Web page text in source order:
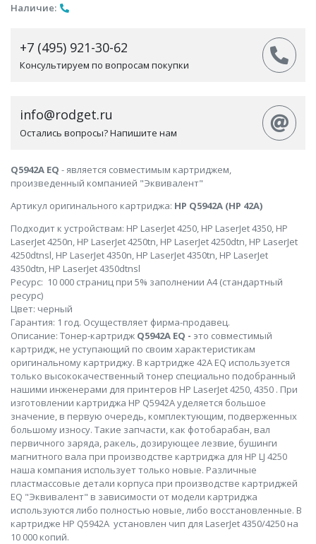
Наличие:
+7 (495) 921-30-62
Консультируем по вопросам покупки
info@rodget.ru
Остались вопросы? Напишите нам
Q5942A EQ - является совместимым картриджем,
произведенный компанией "Эквивалент"
Артикул оригинального картриджа: HP Q5942A (HP 42A)
Подходит к устройствам: HP LaserJet 4250, HP LaserJet 4350, HP
LaserJet 4250n, HP LaserJet 4250tn, HP LaserJet 4250dtn, HP LaserJet
4250dtnsl, HP LaserJet 4350n, HP LaserJet 4350tn, HP LaserJet
4350dtn, HP LaserJet 4350dtnsl
Ресурс: 10 000 страниц при 5% заполнении А4 (стандартный
ресурс)
Цвет: черный
Гарантия: 1 год. Осуществляет фирма-продавец.
Описание: Тонер-картридж Q5942A EQ - это совместимый
картридж, не уступающий по своим характеристикам
оригинальному картриджу. В картридже 42A EQ используется
только высококачественный тонер специально подобранный
нашими инженерами для принтеров HP LaserJet 4250, 4350 . При
изготовлении картриджа HP Q5942A уделяется большое
значение, в первую очередь, комплектующим, подверженных
большому износу. Такие запчасти, как фотобарабан, вал
первичного заряда, ракель, дозирующее лезвие, бушинги
магнитного вала при производстве картриджа для HP LJ 4250
наша компания использует только новые. Различные
пластмассовые детали корпуса при производстве картриджей
EQ "Эквивалент" в зависимости от модели картриджа
используются либо полностью новые, либо восстановленные. В
картридже HP Q5942A установлен чип для LaserJet 4350/4250 на
10 000 копий.